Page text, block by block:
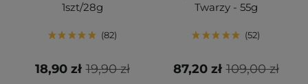
1szt/28g
82
19,90 zł
18,90 zł
Twarzy - 55g
52
109,00 zł
87,20 zł